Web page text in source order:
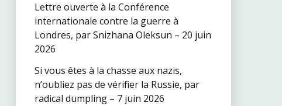
Lettre ouverte à la Conférence
internationale contre la guerre à
Londres, par Snizhana Oleksun – 20 juin
2026
Si vous êtes à la chasse aux nazis,
n’oubliez pas de vérifier la Russie, par
radical dumpling – 7 juin 2026